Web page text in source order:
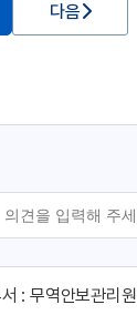
다음
: 무역안보관리원